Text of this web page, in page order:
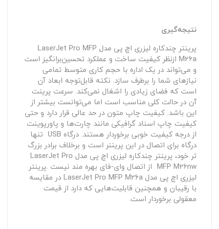
نتیجه‌گیری
پرینتر چندکاره لیزری اچ پی مدل LaserJet Pro MFP
M26a ازنظر کیفیت ساخت و عملکرد تحسین‌برانگیز است
و می‌تواند در یک اداره با حجم کاری متوسط تمامی
نیازهای شما را برطرف سازد. نکته قابل‌توجه ابعاد آن
است که فضای زیادی را اشغال نمی‌کند. سرعت پرینت
آن در حالت کلی مناسب است اما می‌توانست بیشتر از
این باشد. کیفیت چاپ متون در حد عالی قرار دارد و حتی
کیفیت چاپ اسناد گرافیکی مانند چارت‌ها و پاورپوینت
از درجه کیفیت خوبی برخوردار هستند. درگاه USB تنها
درگاه برای اتصال در این پریننر است و برخلاف برادر بزرگ
تر خود، پرینتر چندکاره لیزری اچ پی مدل LaserJet Pro
MFP M26nw از اتصال وای-فای بهره مند نیست .پرینتر
لیزری اچ پی مدل LaserJet Pro MFP M26a در مقایسه
با رقیبان و همچنین قابلیت‌هایی که دارد از قیمت
معقولی برخوردار است.